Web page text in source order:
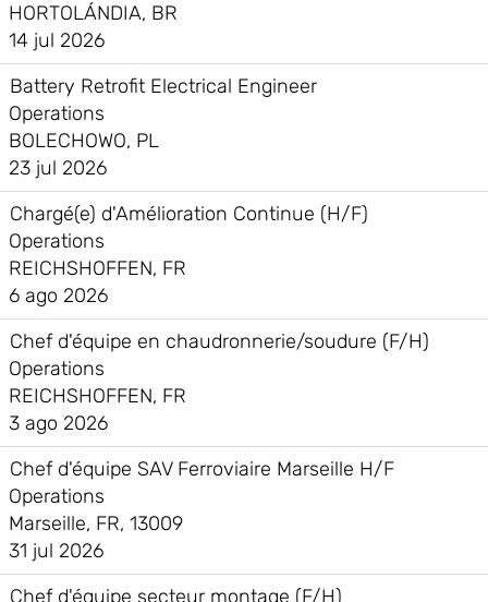
HORTOLÁNDIA, BR
14 jul 2026
Battery Retrofit Electrical Engineer
Operations
BOLECHOWO, PL
23 jul 2026
Chargé(e) d'Amélioration Continue (H/F)
Operations
REICHSHOFFEN, FR
6 ago 2026
Chef d'équipe en chaudronnerie/soudure (F/H)
Operations
REICHSHOFFEN, FR
3 ago 2026
Chef d'équipe SAV Ferroviaire Marseille H/F
Operations
Marseille, FR, 13009
31 jul 2026
Chef d'équipe secteur montage (F/H)